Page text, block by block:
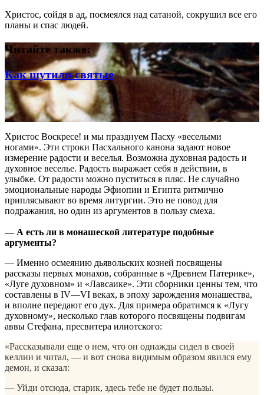
Христос, сойдя в ад, посмеялся над сатаной, сокрушил все его
планы и спас людей.
Читайте также:
Как шутили святые
Христос Воскресе! и мы празднуем Пасху «веселыми
ногами». Эти строки Пасхального канона задают новое
измерение радости и веселья. Возможна духовная радость и
духовное веселье. Радость выражает себя в действии, в
улыбке. От радости можно пуститься в пляс. Не случайно
эмоциональные народы Эфиопии и Египта ритмично
приплясывают во время литургии. Это не повод для
подражания, но один из аргументов в пользу смеха.
— А есть ли в монашеской литературе подобные
аргументы?
— Именно осмеянию дьявольских козней посвящены
рассказы первых монахов, собранные в «Древнем Патерике»,
«Луге духовном» и «Лавсаике». Эти сборники ценны тем, что
составлены в IV—VI веках, в эпоху зарождения монашества,
и вполне передают его дух. Для примера обратимся к «Лугу
духовному», несколько глав которого посвящены подвигам
аввы Стефана, пресвитера илиотского:
«Рассказывали еще о нем, что он однажды сидел в своей
келлии и читал, — и вот снова видимым образом явился ему
демон, и сказал:
— Уйди отсюда, старик, здесь тебе не будет пользы.